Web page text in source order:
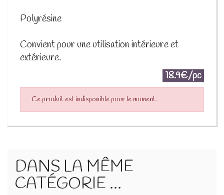
Polyrésine
​Convient pour une utilisation intérieure et
extérieure.
18.9€/pc
Ce produit est indisponible pour le moment.
DANS LA MÊME
CATÉGORIE ...